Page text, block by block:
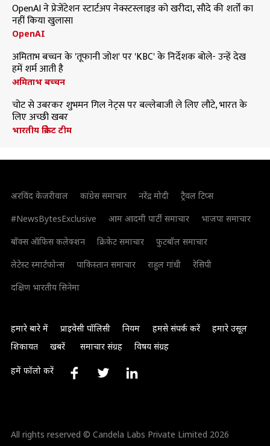
OpenAI ने प्रेजेंटेशन स्टार्टअप नेक्स्टस्लाइड को खरीदा, सौदे की शर्तों का
नहीं किया खुलासा
OpenAI
अमिताभ बच्चन के 'तूफानी जोश' पर 'KBC' के निर्देशक बोले- उन्हें देख
हमें शर्म आती है
अमिताभ बच्चन
चोट से उबरकर शुभमन गिल नेट्स पर बल्लेबाजी ले लिए लौटे, भारत के
लिए अच्छी खबर
भारतीय क्रिकेट टीम
अरविंद केजरीवाल कांग्रेस समाचार नरेंद्र मोदी
ट्रैवल टिप्स
#NewsBytesExclusive
आम आदमी पार्टी समाचार
भाजपा समाचार
बॉक्स ऑफिस कलेक्शन
क्रिकेट समाचार
फुटबॉल समाचार
लेटेस्ट स्मार्टफोन्स
पाकिस्तान समाचार राहुल गांधी
रेसिपी
दक्षिण भारतीय सिनेमा
हमारे बारे में प्राइवेसी पॉलिसी नियम हमसे संपर्क करें
हमारे उसूल
शिकायत
खबरें समाचार संग्रह विषय संग्रह
हमें फॉलो करें
All rights reserved © Candela Labs Private Limited 2026